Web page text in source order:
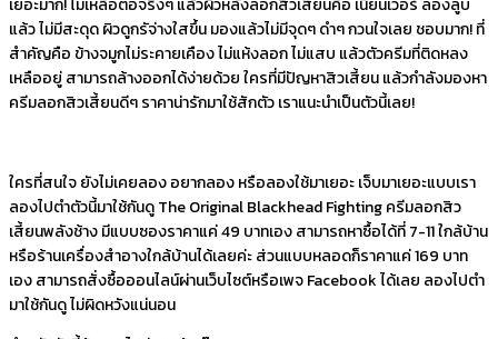
เยอะมาก! ไม่เหลือตอจริงๆ แล้วผิวหลังลอกสิวเสี้ยนคือ เนียนเวอร์ ลองลูบ
แล้ว ไม่มีสะดุด ผิวดูกรัจ่างใสขึ้น มองแล้วไม่มีจุดๆ ดำๆ กวนใจเลย ชอบมาก! ที่
สำคัญคือ ข้างจมูกไม่ระคายเคือง ไม่แห้งลอก ไม่แสบ แล้วตัวครีมที่ติดหลง
เหลืออยู่ สามารถล้างออกได้ง่ายด้วย ใครที่มีปัญหาสิวเสี้ยน แล้วกำลังมองหา
ครีมลอกสิวเสี้ยนดีๆ ราคาน่ารักมาใช้สักตัว เราแนะนำเป็นตัวนี้เลย!
ใครที่สนใจ ยังไม่เคยลอง อยากลอง หรือลองใช้มาเยอะ เจ็บมาเยอะแบบเรา
ลองไปตำตัวนี้มาใช้กันดู The Original Blackhead Fighting ครีมลอกสิว
เสี้ยนพลังช้าง มีแบบซองราคาแค่ 49 บาทเอง สามารถหาซื้อได้ที่ 7-11 ใกล้บ้าน
หรือร้านเครื่องสำอางใกล้บ้านได้เลยค่ะ ส่วนแบบหลอดก็ราคาแค่ 169 บาท
เอง สามารถสั่งซื้อออนไลน์ผ่านเว็บไซต์หรือเพจ Facebook ได้เลย ลองไปตำ
มาใช้กันดู ไม่ผิดหวังแน่นอน